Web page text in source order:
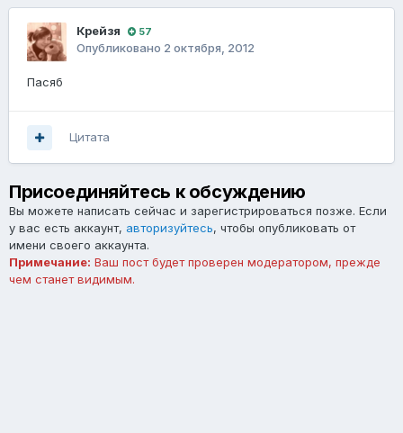
Крейзя 57
Опубликовано 2 октября, 2012
Пасяб
Цитата
Присоединяйтесь к обсуждению
Вы можете написать сейчас и зарегистрироваться позже. Если
у вас есть аккаунт, авторизуйтесь, чтобы опубликовать от
имени своего аккаунта.
Примечание: Ваш пост будет проверен модератором, прежде
чем станет видимым.